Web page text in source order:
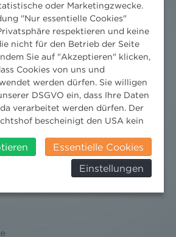
oder Marketingzwecke.
"Nur essentielle Cookies"
respektieren und keine
nicht für den Betrieb der Seite
Sie auf "Akzeptieren" klicken,
Cookies von uns und
werden dürfen. Sie willigen
DSGVO ein, dass Ihre Daten
verarbeitet werden dürfen. Der
bescheinigt den USA kein
Risiko, dass ihre Daten durch US-
und zu
verarbeitet werden und
finden Sie am
Cookie-Icon wo Sie jederzeit Ihre
Essentielle Cookies
Einstellungen